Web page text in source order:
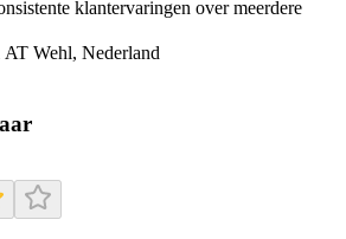
klantervaringen over meerdere
Wehl, Nederland